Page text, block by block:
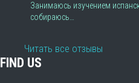
Занимаюсь изучением
собираюсь…
Читать все отзывы
FIND US